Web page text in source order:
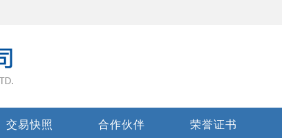
交易快照 合作伙伴 荣誉证书